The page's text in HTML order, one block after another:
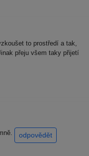
to prostředí a tak,
přeju všem taky přijetí
odpovědět